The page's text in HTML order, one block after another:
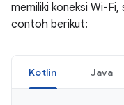
memiliki koneksi Wi-
contoh berikut:
Kotlin Java